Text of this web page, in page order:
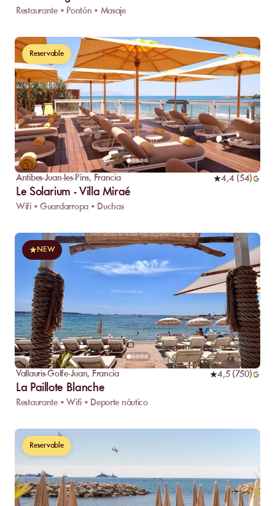
Restaurante • Pontón • Masaje
Reservable
Antibes-Juan-les-Pins, Francia 4,4 (54)
Le Solarium - Villa Miraé
Wifi • Guardarropa • Duchas
NEW
Vallauris-Golfe-Juan, Francia 4,5(750)
La Paillote Blanche
Restaurante • Wifi • Deporte náutico
Reservable